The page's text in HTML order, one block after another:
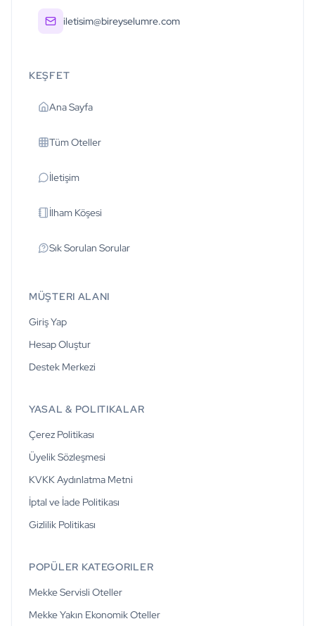
iletisim@bireyselumre.com
KEŞFET
Ana Sayfa
Tüm Oteller
İletişim
İlham Köşesi
Sık Sorulan Sorular
MÜŞTERI ALANI
Giriş Yap
Hesap Oluştur
Destek Merkezi
YASAL & POLITIKALAR
Çerez Politikası
Üyelik Sözleşmesi
KVKK Aydınlatma Metni
İptal ve İade Politikası
Gizlilik Politikası
POPÜLER KATEGORILER
Mekke Servisli Oteller
Mekke Yakın Ekonomik Oteller